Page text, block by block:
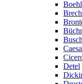
Busch
Detel